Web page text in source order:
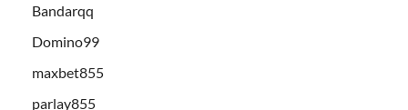
Bandarqq
Domino99
maxbet855
parlay855